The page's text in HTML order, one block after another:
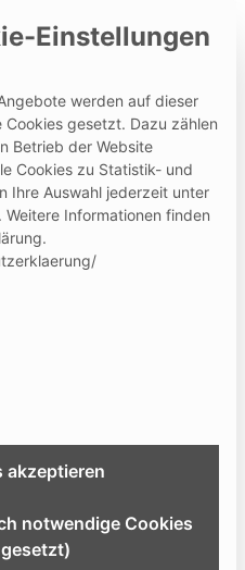
Medicon Extranet
der Fritz-Erler-Schule in
der Berufsorientierung”
und Schülerinnen
und
Die Medicon eG wird
Einstellungen
werden auf dieser
gesetzt. Dazu zählen
Betrieb der Website
Cookies zu Statistik- und
Ihre Auswahl jederzeit unter
Weitere Informationen finden
Gruppen, für die eine
akzeptieren
notwendige Cookies